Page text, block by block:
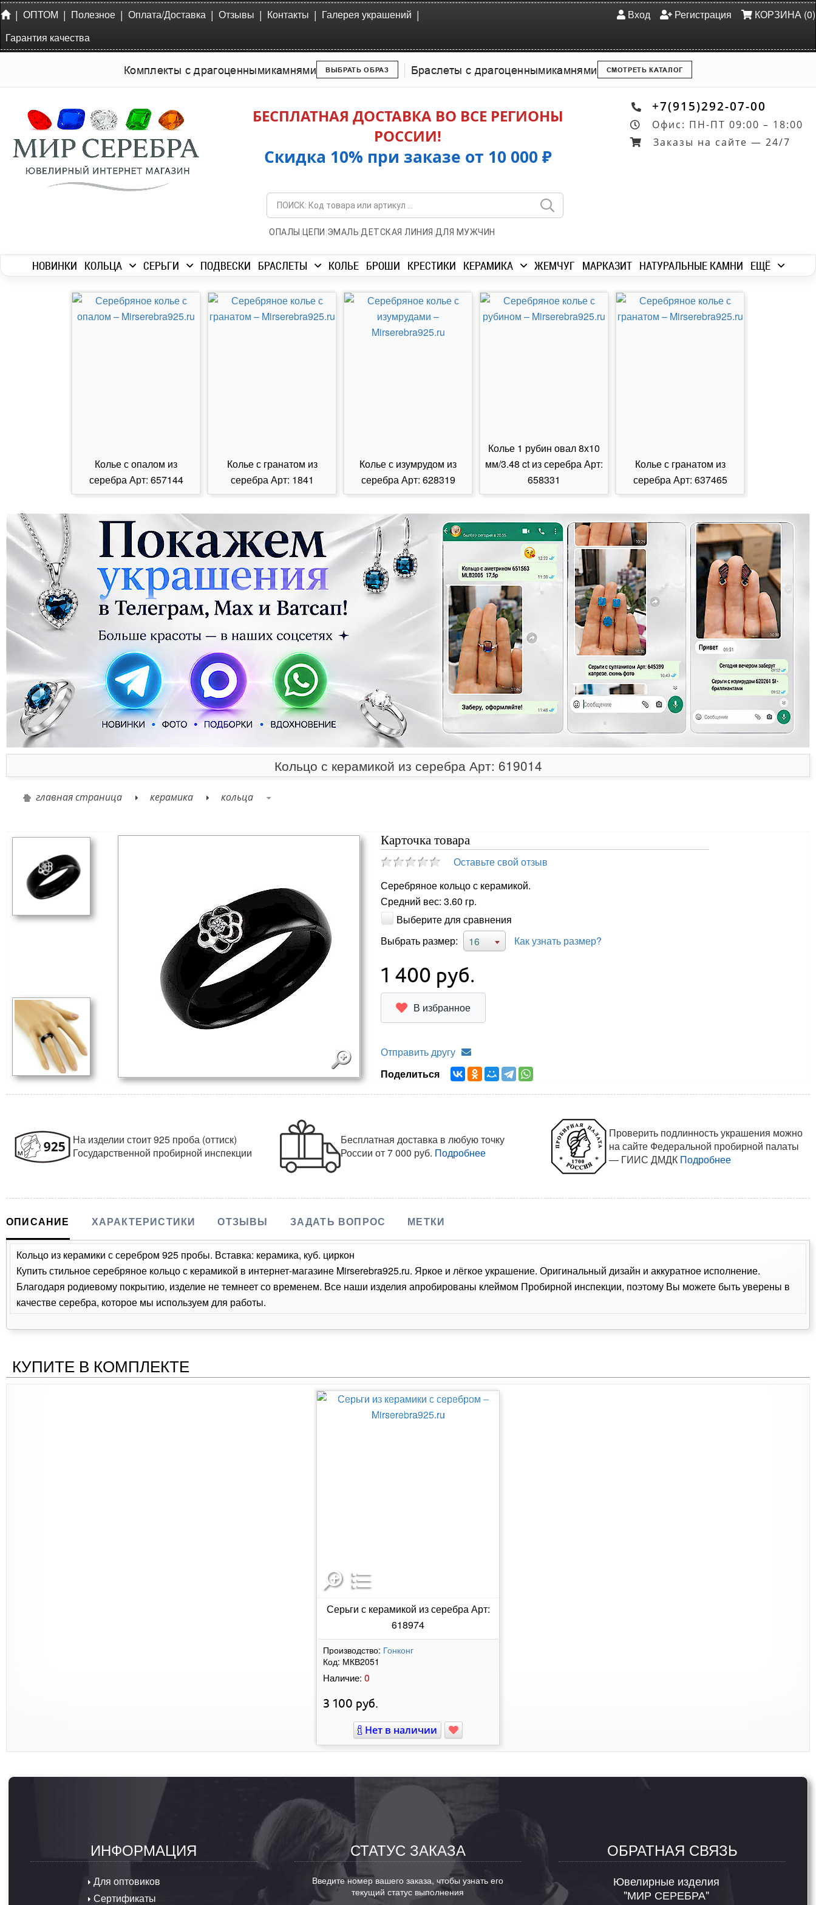
| ОПТОМ | Полезное | Оплата/Доставка | Отзывы | Контакты | Галерея украшений |
Гарантия качества
Вход Регистрация КОРЗИНА (0)
Комплекты с драгоценнымикамнями ВЫБРАТЬ ОБРАЗ Браслеты с драгоценнымикамнями СМОТРЕТЬ КАТАЛОГ
БЕСПЛАТНАЯ ДОСТАВКА ВО ВСЕ РЕГИОНЫ
РОССИИ!
Скидка 10% при заказе от 10 000 ₽
ОПАЛЫ | ЦЕПИ |ЭМАЛЬ|ДЕТСКАЯ ЛИНИЯ |ДЛЯ МУЖЧИН
+7(915)292-07-00
Офис: ПН-ПТ 09:00 – 18:00
Заказы на сайте — 24/7
НОВИНКИ КОЛЬЦА СЕРЬГИ ПОДВЕСКИ БРАСЛЕТЫ КОЛЬЕ БРОШИ КРЕСТИКИ КЕРАМИКА ЖЕМЧУГ МАРКАЗИТ НАТУРАЛЬНЫЕ КАМНИ ЕЩЁ
Колье с опалом из
серебра Арт: 657144
Колье с гранатом из
серебра Арт: 1841
Колье с изумрудом из
серебра Арт: 628319
Колье 1 рубин овал 8х10
мм/3.48 ct из серебра Арт:
658331
Колье с гранатом из
серебра Арт: 637465
Кольцо с керамикой из серебра Арт: 619014
главная страница керамика кольца
Карточка товара
Оставьте свой отзыв
Серебряное кольцо с керамикой.
Средний вес: 3.60 гр.
Выберите для сравнения
Выбрать размер:
16 Как узнать размер?
1 400 руб.
В избранное
Отправить другу
Поделиться
На изделии стоит 925 проба (оттиск)
Государственной пробирной инспекции
Бесплатная доставка в любую точку
Россииот 7 000 руб. Подробнее
Проверить подлинность украшения можно
на сайте Федеральной пробирной палаты
— ГИИС ДМДК Подробнее
ОПИСАНИЕ ХАРАКТЕРИСТИКИ ОТЗЫВЫ ЗАДАТЬ ВОПРОС МЕТКИ
Кольцо из керамики с серебром 925 пробы. Вставка: керамика, куб. циркон
Купить стильное серебряное кольцо с керамикой в интернет-магазине Mirserebra925.ru. Яркое и лёгкое украшение. Оригинальный дизайн и аккуратное исполнение.
Благодаря родиевому покрытию, изделие не темнеет со временем. Все наши изделия апробированы клеймом Пробирной инспекции, поэтому Вы можете быть уверены в
качестве серебра, которое мы используем для работы.
КУПИТЕ В КОМПЛЕКТЕ
Серьги с керамикой из серебра Арт:
618974
Производство: Гонконг
Код: МКВ2051
Наличие: 0
3 100 руб.
Нет в наличии
ИНФОРМАЦИЯ
Для оптовиков
Сертификаты
СТАТУС ЗАКАЗА
Введите номер вашего заказа, чтобы узнать его
текущий статус выполнения
ОБРАТНАЯ СВЯЗЬ
Ювелирные изделия
"МИР СЕРЕБРА"